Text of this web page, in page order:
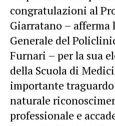
congratulazioni al
Giarratano –
Generale del
Furnari – per la sua
della Scuola di
importante
naturale
professionale e